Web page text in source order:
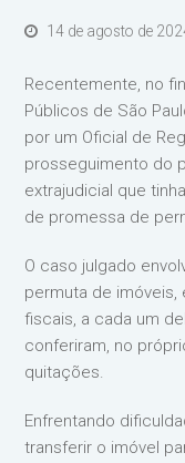
14 de agosto de
Recentemente, no
Públicos de São
por um Oficial de
prosseguimento do
extrajudicial que
de promessa de
O caso julgado
permuta de imóveis,
fiscais, a cada um
conferiram, no
quitações.
Enfrentando
transferir o imóvel